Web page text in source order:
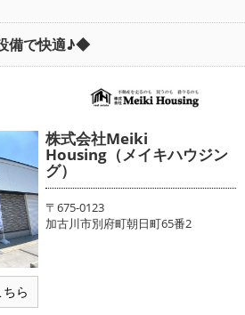
備で快適♪◆
ら
株式会社Meiki
Housing（メイキハウジン
グ）
〒675-0123
加古川市別府町朝日町65番2